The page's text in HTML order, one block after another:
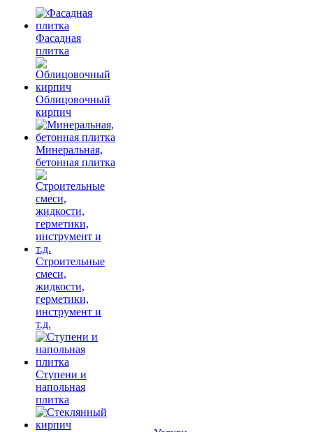
Фасадная
плитка
Облицовочный
кирпич
Минеральная,
бетонная плитка
Строительные
смеси,
жидкости,
герметики,
инструмент и
т.д.
Ступени и
напольная
плитка